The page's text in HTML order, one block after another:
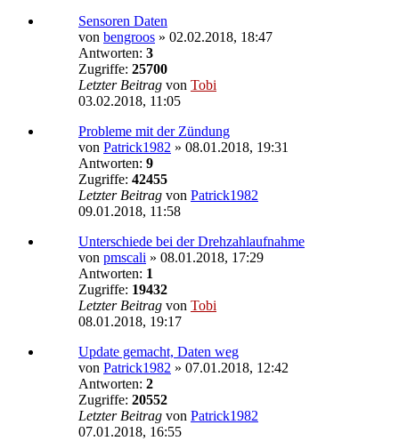
Sensoren Daten
von bengroos » 02.02.2018, 18:47
Antworten: 3
Zugriffe: 25700
Letzter Beitrag von Tobi
03.02.2018, 11:05
Probleme mit der Zündung
von Patrick1982 » 08.01.2018, 19:31
Antworten: 9
Zugriffe: 42455
Letzter Beitrag von Patrick1982
09.01.2018, 11:58
Unterschiede bei der Drehzahlaufnahme
von pmscali » 08.01.2018, 17:29
Antworten: 1
Zugriffe: 19432
Letzter Beitrag von Tobi
08.01.2018, 19:17
Update gemacht, Daten weg
von Patrick1982 » 07.01.2018, 12:42
Antworten: 2
Zugriffe: 20552
Letzter Beitrag von Patrick1982
07.01.2018, 16:55